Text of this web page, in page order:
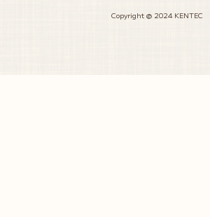
Copyright @ 2024 KENTEC